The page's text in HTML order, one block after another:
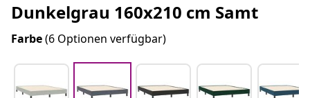
Dunkelgrau 160x210 cm Samt
Farbe(6 Optionen verfügbar)